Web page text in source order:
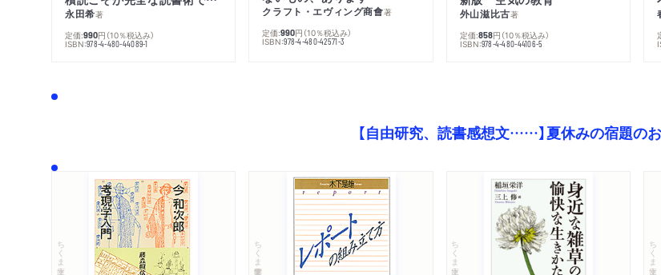
永田希著
定価:990円 （10％税込み）
ISBN:978-4-480-44089-1
クラフト・エヴィング商會著
定価:990円 （10％税込み）
ISBN:978-4-480-42571-3
外山滋比古著
定価:858円 （10％税込み）
ISBN:978-4-480-44106-5
【自由研究、読書感想文……】夏休みの宿題の
ちくま文庫 ちくま学芸文庫 ちくま文庫 ちくま文庫